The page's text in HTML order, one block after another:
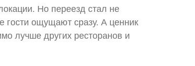
Но переезд стал не
гости ощущают сразу. А ценник
лучше других ресторанов и